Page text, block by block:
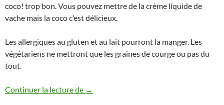
coco! trop bon. Vous pouvez mettre de la crème liquide de
vache mais la coco c’est délicieux.
Les allergiques au gluten et au lait pourront la manger. Les
végétariens ne mettront que les graines de courge ou pas du
tout.
Continuer la lecture de Soupe de patate douce et carotte au
→